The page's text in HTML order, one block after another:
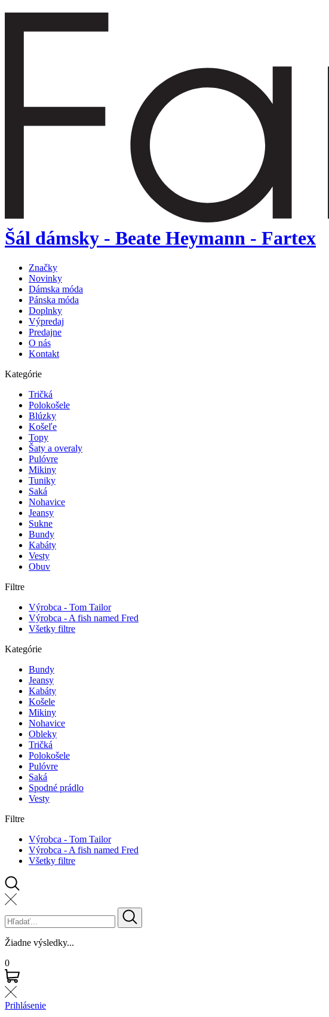
Šál dámsky - Beate Heymann - Fartex
Značky
Novinky
Dámska móda
Pánska móda
Doplnky
Výpredaj
Predajne
O nás
Kontakt
Kategórie
Tričká
Polokošele
Blúzky
Košeľe
Topy
Šaty a overaly
Pulóvre
Mikiny
Tuniky
Saká
Nohavice
Jeansy
Sukne
Bundy
Kabáty
Vesty
Obuv
Filtre
Výrobca - Tom Tailor
Výrobca - A fish named Fred
Všetky filtre
Kategórie
Bundy
Jeansy
Kabáty
Košele
Mikiny
Nohavice
Obleky
Tričká
Polokošele
Pulóvre
Saká
Spodné prádlo
Vesty
Filtre
Výrobca - Tom Tailor
Výrobca - A fish named Fred
Všetky filtre
Žiadne výsledky...
0
Prihlásenie